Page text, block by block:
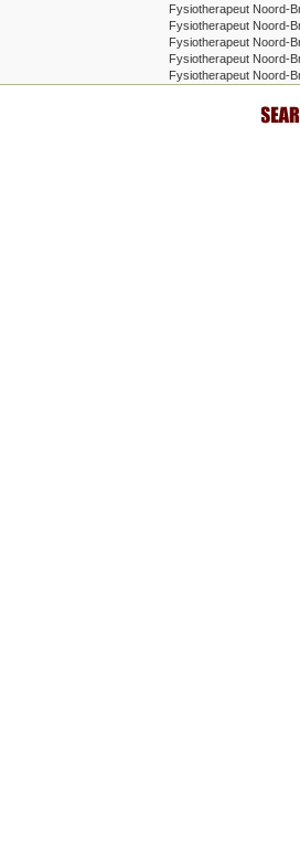
Fysiotherapeut Noord-
Fysiotherapeut Noord-
Fysiotherapeut Noord-
Fysiotherapeut Noord-
Fysiotherapeut Noord-